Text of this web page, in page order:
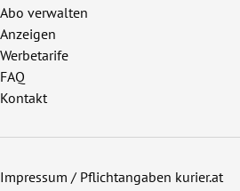
Abo verwalten
Anzeigen
Werbetarife
FAQ
Kontakt
Impressum / Pflichtangaben kurier.at